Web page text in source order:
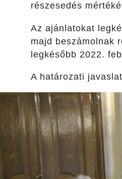
részesedés
Az ajánlatokat
majd beszámolnak
legkésőbb 2022.
A határozati